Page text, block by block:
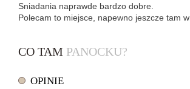
Sniadania naprawde bardzo dobre.
Polecam to miejsce, napewno jeszcze tam
CO TAM PANOCKU?
OPINIE